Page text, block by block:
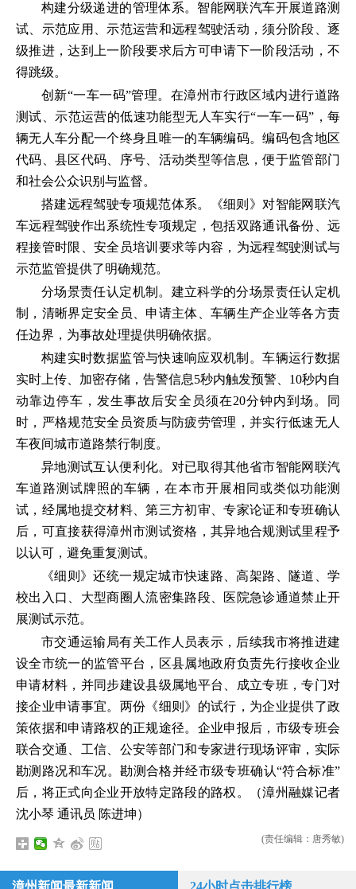
构建分级递进的管理体系。智能网联汽车开展道路测
试、示范应用、示范运营和远程驾驶活动，须分阶段、逐
级推进，达到上一阶段要求后方可申请下一阶段活动，不
得跳级。
创新“一车一码”管理。在漳州市行政区域内进行道路
测试、示范运营的低速功能型无人车实行“一车一码”，每
辆无人车分配一个终身且唯一的车辆编码。编码包含地区
代码、县区代码、序号、活动类型等信息，便于监管部门
和社会公众识别与监督。
搭建远程驾驶专项规范体系。《细则》对智能网联汽
车远程驾驶作出系统性专项规定，包括双路通讯备份、远
程接管时限、安全员培训要求等内容，为远程驾驶测试与
示范监管提供了明确规范。
分场景责任认定机制。建立科学的分场景责任认定机
制，清晰界定安全员、申请主体、车辆生产企业等各方责
任边界，为事故处理提供明确依据。
构建实时数据监管与快速响应双机制。车辆运行数据
实时上传、加密存储，告警信息5秒内触发预警、10秒内自
动靠边停车，发生事故后安全员须在20分钟内到场。同
时，严格规范安全员资质与防疲劳管理，并实行低速无人
车夜间城市道路禁行制度。
异地测试互认便利化。对已取得其他省市智能网联汽
车道路测试牌照的车辆，在本市开展相同或类似功能测
试，经属地提交材料、第三方初审、专家论证和专班确认
后，可直接获得漳州市测试资格，其异地合规测试里程予
以认可，避免重复测试。
《细则》还统一规定城市快速路、高架路、隧道、学
校出入口、大型商圈人流密集路段、医院急诊通道禁止开
展测试示范。
市交通运输局有关工作人员表示，后续我市将推进建
设全市统一的监管平台，区县属地政府负责先行接收企业
申请材料，并同步建设县级属地平台、成立专班，专门对
接企业申请事宜。两份《细则》的试行，为企业提供了政
策依据和申请路权的正规途径。企业申报后，市级专班会
联合交通、工信、公安等部门和专家进行现场评审，实际
勘测路况和车况。勘测合格并经市级专班确认“符合标准”
后，将正式向企业开放特定路段的路权。（漳州融媒记者
沈小琴 通讯员 陈进坤）
(责任编辑：唐秀敏)
漳州新闻最新新闻 24小时点击排行榜